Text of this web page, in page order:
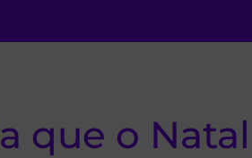
que o